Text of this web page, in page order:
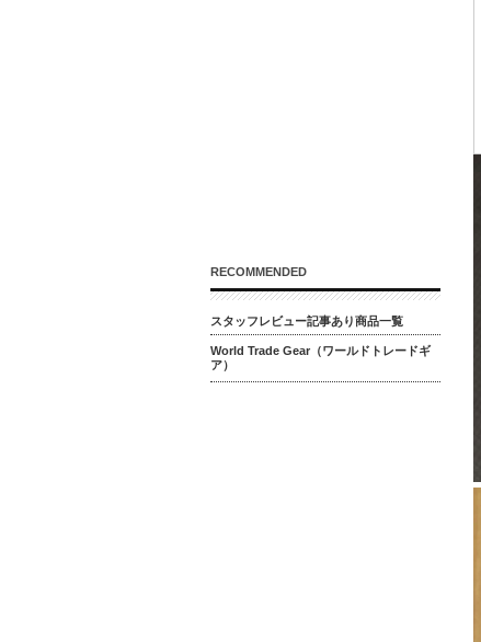
RECOMMENDED
スタッフレビュー記事あり商品一覧
World Trade Gear（ワールドトレードギ
ア）